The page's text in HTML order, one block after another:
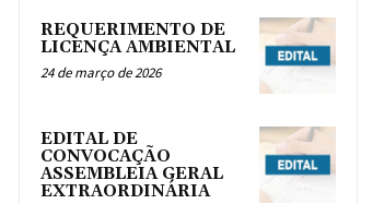
REQUERIMENTO DE
LICENÇA AMBIENTAL
24 de março de 2026
EDITAL DE
CONVOCAÇÃO
ASSEMBLEIA GERAL
EXTRAORDINÁRIA